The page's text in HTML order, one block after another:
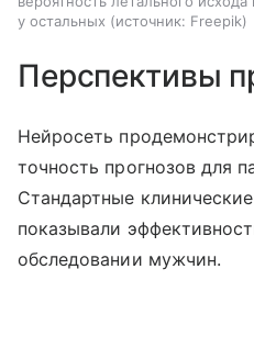
у остальных
источник: Freepik
Перспективы
Нейросеть
точность прогнозов для
Стандартные
показывали
обследовании мужчин.